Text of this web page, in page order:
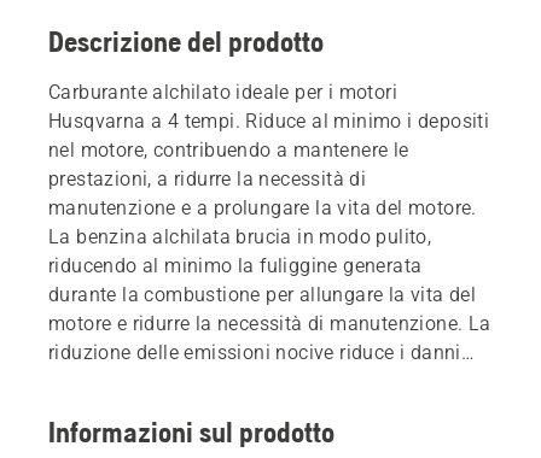
Descrizione del prodotto
Carburante alchilato ideale per i motori
Husqvarna a 4 tempi. Riduce al minimo i depositi
nel motore, contribuendo a mantenere le
prestazioni, a ridurre la necessità di
manutenzione e a prolungare la vita del motore.
La benzina alchilata brucia in modo pulito,
riducendo al minimo la fuliggine generata
durante la combustione per allungare la vita del
motore e ridurre la necessità di manutenzione. La
riduzione delle emissioni nocive riduce i danni
conservazione non comporta un calo di qualità,
Informazioni sul prodotto